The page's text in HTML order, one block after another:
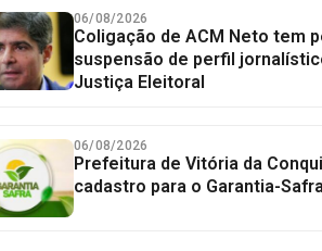
06/08/2026
Coligação de ACM Neto tem
suspensão de perfil
Justiça Eleitoral
06/08/2026
Prefeitura de Vitória da
cadastro para o Garantia-